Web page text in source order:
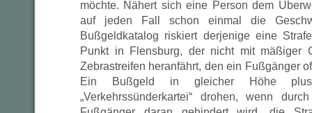
möchte. Nähert sich eine Person dem
auf jeden Fall schon einmal die
Bußgeldkatalog riskiert derjenige eine
Punkt in Flensburg, der nicht mit mäßiger
Zebrastreifen heranfährt, den ein Fußgänger
Ein Bußgeld in gleicher Höhe
„Verkehrssünderkartei“ drohen, wenn